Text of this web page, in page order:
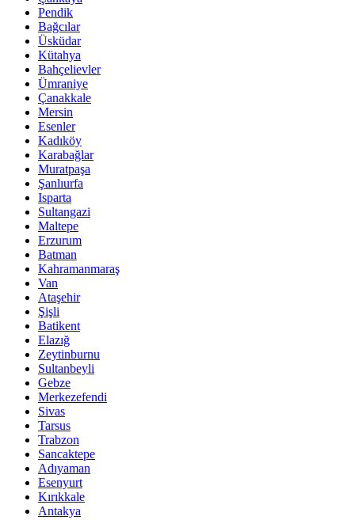
Pendik
Bağcılar
Üsküdar
Kütahya
Bahçelievler
Ümraniye
Çanakkale
Mersin
Esenler
Kadıköy
Karabağlar
Muratpaşa
Şanlıurfa
Isparta
Sultangazi
Maltepe
Erzurum
Batman
Kahramanmaraş
Van
Ataşehir
Şişli
Batikent
Elazığ
Zeytinburnu
Sultanbeyli
Gebze
Merkezefendi
Sivas
Tarsus
Trabzon
Sancaktepe
Adıyaman
Esenyurt
Kırıkkale
Antakya